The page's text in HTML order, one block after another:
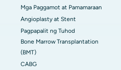
Mga Paggamot at Pamamaraan
Angioplasty at Stent
Pagpapalit ng Tuhod
Bone Marrow Transplantation
(BMT)
CABG